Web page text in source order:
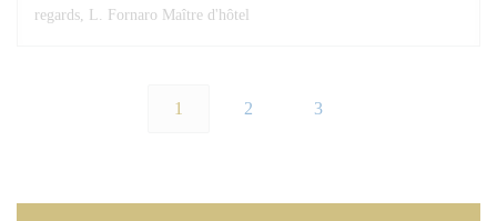
regards, L. Fornaro Maître d'hôtel
1 2 3